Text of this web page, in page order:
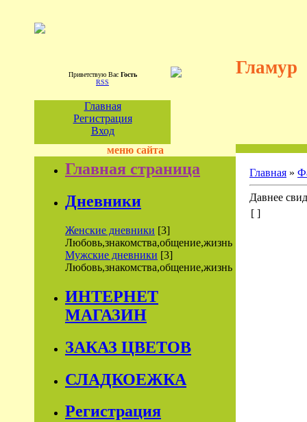
Приветствую Вас Гость
RSS
Гламур
Главная
Регистрация
Вход
меню сайта
Главная страница
Дневники
Женские дневники [3]
Любовь,знакомства,общение,жизнь
Мужские дневники [3]
Любовь,знакомства,общение,жизнь
ИНТЕРНЕТ
МАГАЗИН
ЗАКАЗ ЦВЕТОВ
СЛАДКОЕЖКА
Регистрация
Главная »
Давнее
[ ]